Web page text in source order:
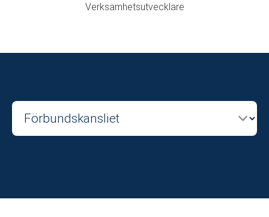
Verksamhetsutvecklare